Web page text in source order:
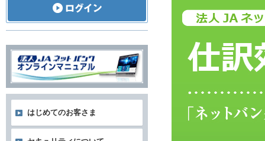
はじめてのお客さま